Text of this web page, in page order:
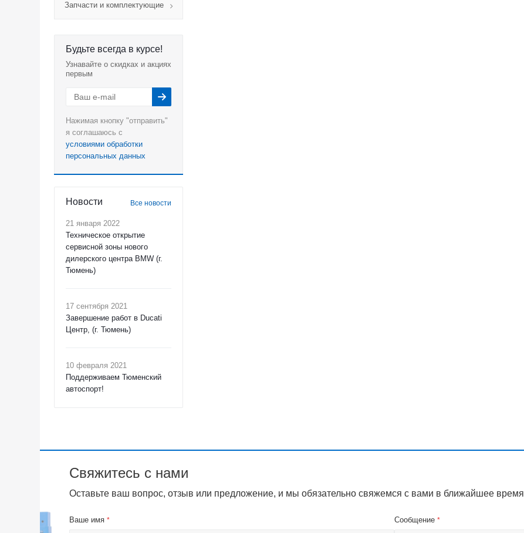
Запчасти и комплектующие
Будьте всегда в курсе!
Узнавайте о скидках и акциях
первым
Нажимая кнопку "отправить"
я соглашаюсь с
условиями обработки
персональных данных
Новости Все новости
21 января 2022
Техническое открытие
сервисной зоны нового
дилерского центра BMW (г.
Тюмень)
17 сентября 2021
Завершение работ в Ducati
Центр, (г. Тюмень)
10 февраля 2021
Поддерживаем Тюменский
автоспорт!
Свяжитесь с нами
Оставьте ваш вопрос, отзыв или предложение, и мы обязательно свяжемся с вами в ближайшее время
Ваше имя * Сообщение *